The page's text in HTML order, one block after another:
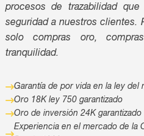
procesos de trazabilidad
seguridad a nuestros clientes.
solo compras oro,
tranquilidad.
Garantía de por vida en la ley del
Oro 18K ley 750 garantizado
Oro de inversión 24K garantizado
Experiencia en el mercado de la